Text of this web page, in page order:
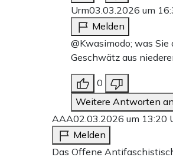
Urm03.03.2026 um
Melden
@Kwasimodo; was
Geschwätz aus
0
Weitere Antworten
AAA02.03.2026 um 13:20
Melden
Das Offene